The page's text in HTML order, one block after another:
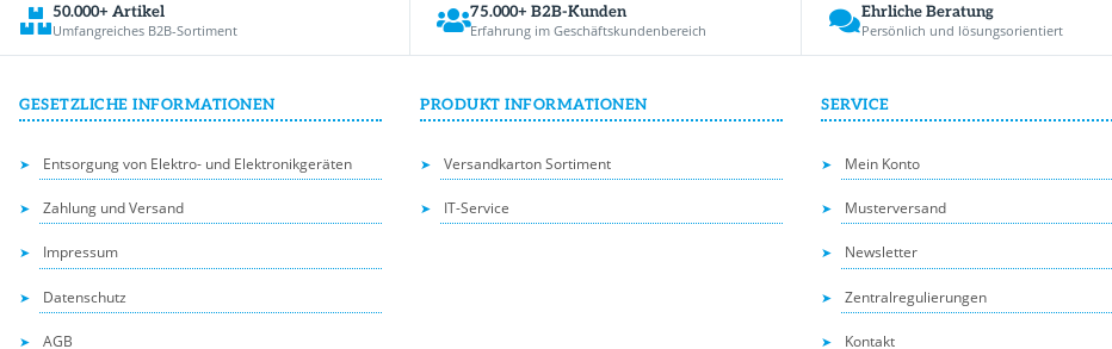
50.000+ Artikel
Umfangreiches B2B-Sortiment
75.000+ B2B-Kunden
Erfahrung im Geschäftskundenbereich
Ehrliche Beratung
Persönlich und lösungsorientiert
GESETZLICHE INFORMATIONEN
Entsorgung von Elektro- und Elektronikgeräten
Zahlung und Versand
Impressum
Datenschutz
AGB
PRODUKT INFORMATIONEN
Versandkarton Sortiment
IT-Service
SERVICE
Mein Konto
Musterversand
Newsletter
Zentralregulierungen
Kontakt